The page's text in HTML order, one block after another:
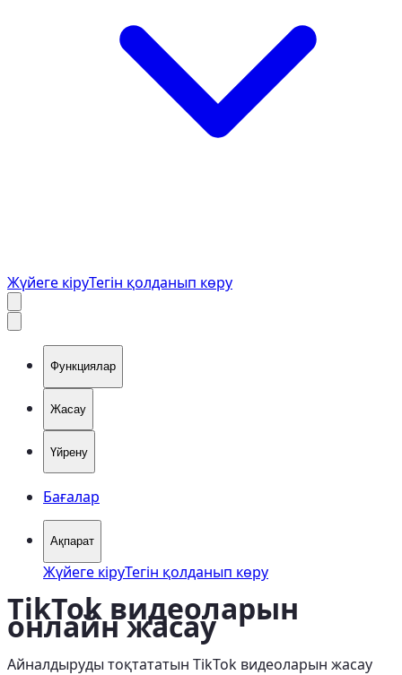
Жүйеге кіруТегін қолданып көру
Функциялар
Жасау
Үйрену
Бағалар
Ақпарат
Жүйеге кіруТегін қолданып көру
TikTok видеоларын
онлайн жасау
Айналдыруды тоқтататын TikTok видеоларын жасау